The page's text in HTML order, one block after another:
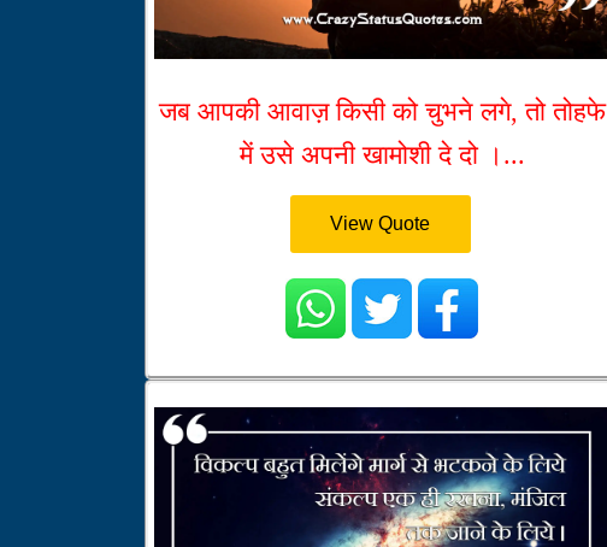
जब आपकी आवाज़ किसी को चुभने लगे, तो तोहफे
में उसे अपनी खामोशी दे दो ।...
View Quote